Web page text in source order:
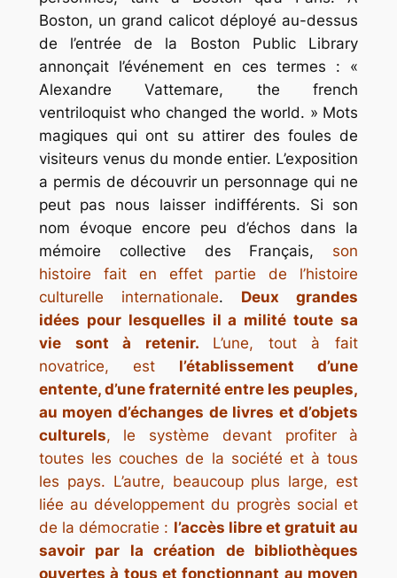
Boston, un grand calicot déployé au-dessus
de l’entrée de la Boston Public Library
annonçait l’événement en ces termes : «
Alexandre Vattemare, the french
ventriloquist who changed the world. » Mots
magiques qui ont su attirer des foules de
visiteurs venus du monde entier. L’exposition
a permis de découvrir un personnage qui ne
peut pas nous laisser indifférents. Si son
nom évoque encore peu d’échos dans la
mémoire collective des Français, son
histoire fait en effet partie de l’histoire
culturelle internationale. Deux grandes
idées pour lesquelles il a milité toute sa
vie sont à retenir.
L’une, tout à fait
novatrice, est l’établissement d’une
entente, d’une fraternité entre les peuples,
au moyen d’échanges de livres et d’objets
culturels, le système devant profiter à
toutes les couches de la société et à tous
les pays. L’autre, beaucoup plus large, est
liée au développement du progrès social et
de la démocratie : l’accès libre et gratuit au
savoir par la création de bibliothèques
ouvertes à tous et fonctionnant au moyen